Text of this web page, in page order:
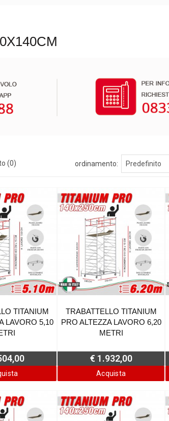
(0) ordinamento:
TITANIUM
LAVORO 5,10
TRABATTELLO TITANIUM
PRO ALTEZZA LAVORO 6,20
METRI
€ 1.932,00
Acquista